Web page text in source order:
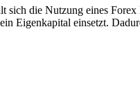
sich die Nutzung eines
Eigenkapital einsetzt.